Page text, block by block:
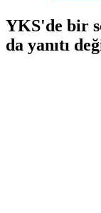
YKS'de bir
da yanıtı